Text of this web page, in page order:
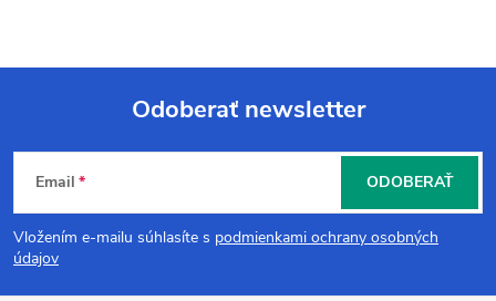
Z
á
p
Odoberať newsletter
Email
Vložením e-mailu súhlasíte s podmienkami ochrany osobných
údajov
ODOBERAŤ